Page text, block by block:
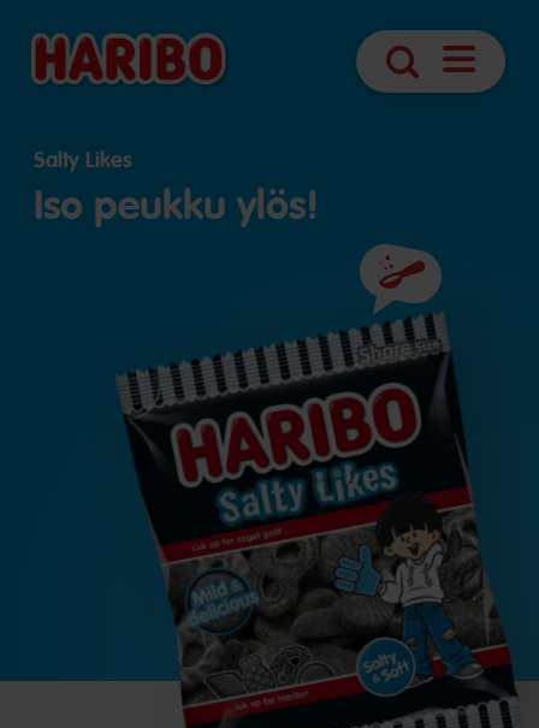
Haku
Avaa
Salty Likes
Iso peukku ylös!
Ainesosat